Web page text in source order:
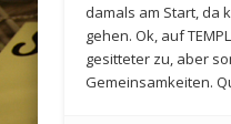
damals am Start, da
gehen. Ok, auf
gesitteter zu, aber
Gemeinsamkeiten.